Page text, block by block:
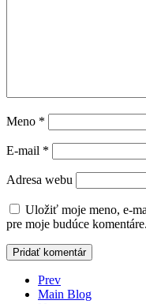
Meno *
E-mail *
Adresa webu
Uložiť moje meno, e-
pre moje budúce komentáre.
Prev
Main Blog